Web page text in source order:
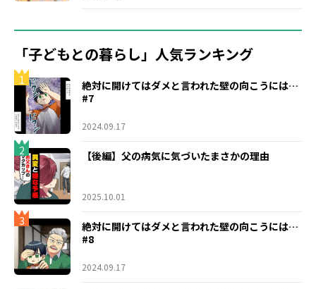
「子どもとの暮らし」人気ランキング
1
絶対に開けてはダメと言われた壁の向こうには…
#7
2024.09.17
2 【後編】父の病気に気づいたまさかの理由
2025.10.01
3
絶対に開けてはダメと言われた壁の向こうには…
#8
2024.09.17